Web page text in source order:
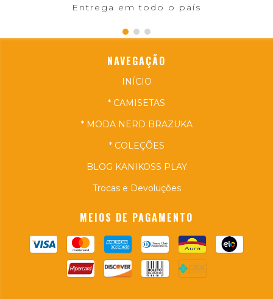
Entrega em todo o país
NAVEGAÇÃO
INÍCIO
* CAMISETAS
* MODA NERD BRAZUKA
* COLEÇÕES
BLOG KANIKOSS PLAY
Trocas e Devoluções
MEIOS DE PAGAMENTO